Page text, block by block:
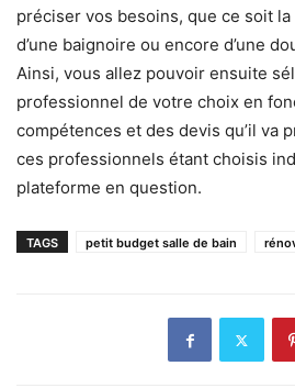
préciser vos besoins, que ce soit
d’une baignoire ou encore d’une
Ainsi, vous allez pouvoir ensuite
professionnel de votre choix en
compétences et des devis qu’il va
ces professionnels étant choisis
plateforme en question.
TAGS petit budget salle de bain